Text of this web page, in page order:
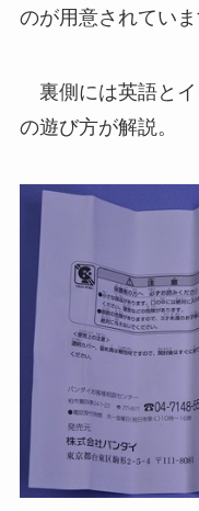
のが用意されていま
裏側には英語とイ
の遊び方が解説。